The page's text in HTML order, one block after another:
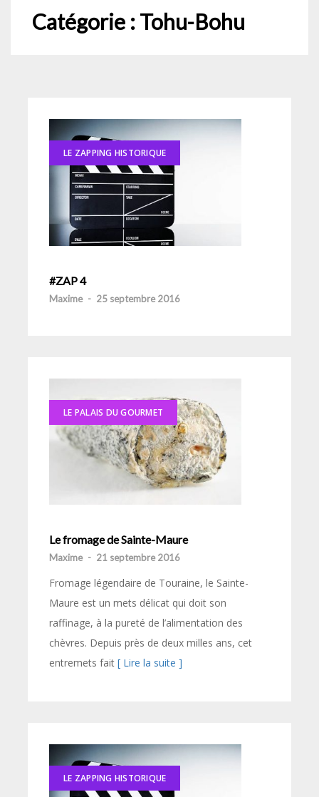
Catégorie :Tohu-Bohu
LE ZAPPING HISTORIQUE
#ZAP 4
Maxime - 25 septembre 2016
LE PALAIS DU GOURMET
Le fromage de Sainte-Maure
Maxime - 21 septembre 2016
Fromage légendaire de Touraine, le Sainte-
Maure est un mets délicat qui doit son
raffinage, à la pureté de l’alimentation des
chèvres. Depuis près de deux milles ans, cet
entremets fait [ Lire la suite ]
LE ZAPPING HISTORIQUE